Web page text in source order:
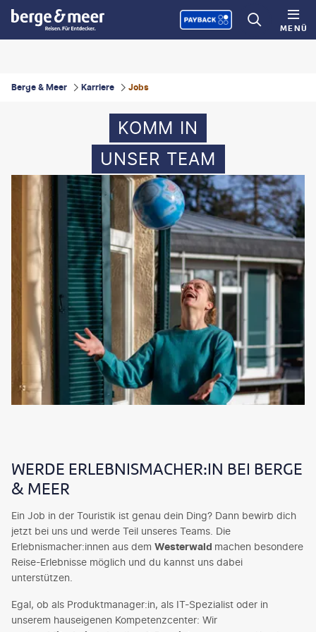
MENÜ
Berge & Meer Karriere Jobs
KOMM IN
UNSER TEAM
WERDE ERLEBNISMACHER:IN BEI BERGE
& MEER
Ein Job in der Touristik ist genau dein Ding? Dann bewirb dich
jetzt bei uns und werde Teil unseres Teams. Die
Erlebnismacher:innen aus dem Westerwald machen besondere
Reise-Erlebnisse möglich und du kannst uns dabei
unterstützen.
Egal, ob als Produktmanager:in, als IT-Spezialist oder in
unserem hauseigenen Kompetenzcenter: Wir